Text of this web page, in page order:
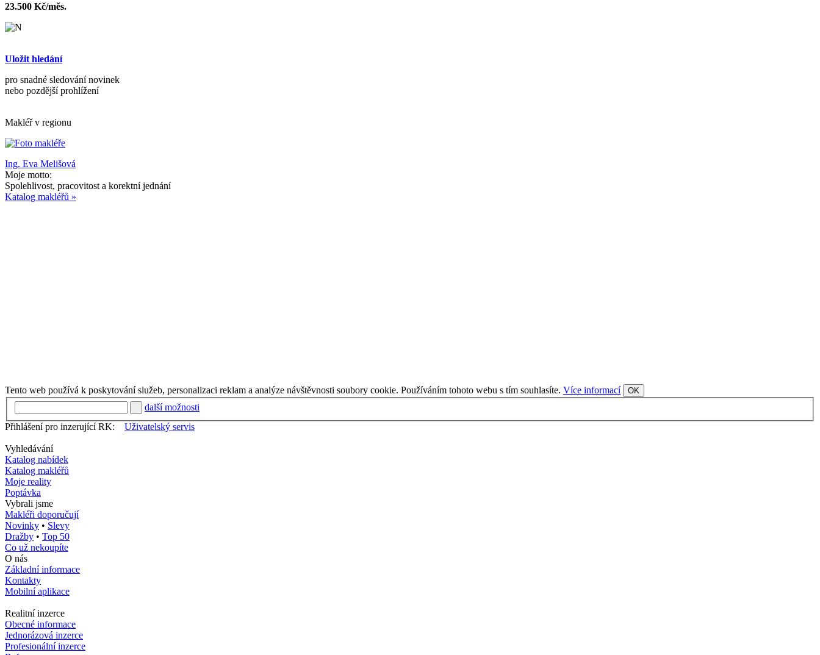
23.500 Kč/měs.
Uložit hledání
pro snadné sledování novinek
nebo pozdější prohlížení
Makléř v regionu
Ing. Eva Melišová
Moje motto:
Spolehlivost, pracovitost a korektní jednání
Katalog makléřů »
Tento web používá k poskytování služeb, personalizaci reklam a analýze návštěvnosti soubory cookie. Používáním tohoto webu s tím souhlasíte. Více informací OK
další možnosti
Přihlášení pro inzerující RK:
Uživatelský servis
Vyhledávání
Katalog nabídek
Katalog makléřů
Moje reality
Poptávka
Vybrali jsme
Makléři doporučují
Novinky • Slevy
Dražby • Top 50
Co už nekoupíte
O nás
Základní informace
Kontakty
Mobilní aplikace
Realitní inzerce
Obecné informace
Jednorázová inzerce
Profesionální inzerce